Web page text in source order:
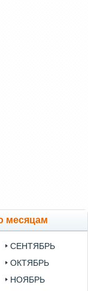
месяцам
СЕНТЯБРЬ
ОКТЯБРЬ
НОЯБРЬ